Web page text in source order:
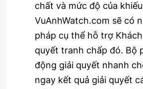
chất và mức độ của
VuAnhWatch.com sẽ có
pháp cụ thể hỗ trợ
quyết tranh chấp đó. Bộ
động giải quyết nhanh
ngay kết quả giải quyết